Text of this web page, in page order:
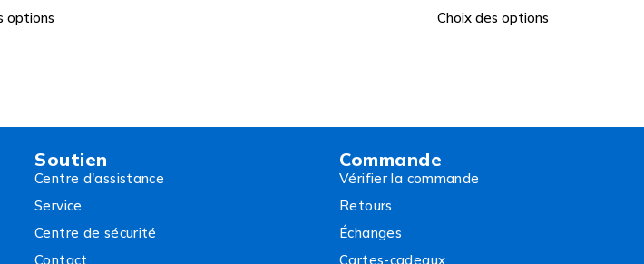
Ajouter au panier
Soutien
Centre d'assistance
Service
Centre de sécurité
Contact
Commande
Vérifier la commande
Retours
Échanges
Cartes-cadeaux